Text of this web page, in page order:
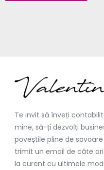
Te invit să înveți
mine, să-ți dezvolți
poveștile pline de
trimit un email de câte
la curent cu ultimele